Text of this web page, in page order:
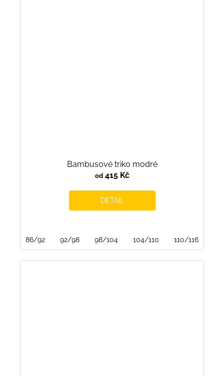
Bambusové triko modré
od415 Kč
DETAIL
86/92 92/98 98/104 104/110 110/116